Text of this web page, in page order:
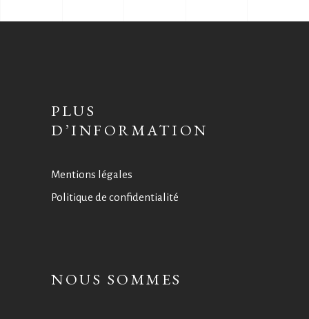
PLUS
D’INFORMATION
Mentions légales
Politique de confidentialité
NOUS SOMMES